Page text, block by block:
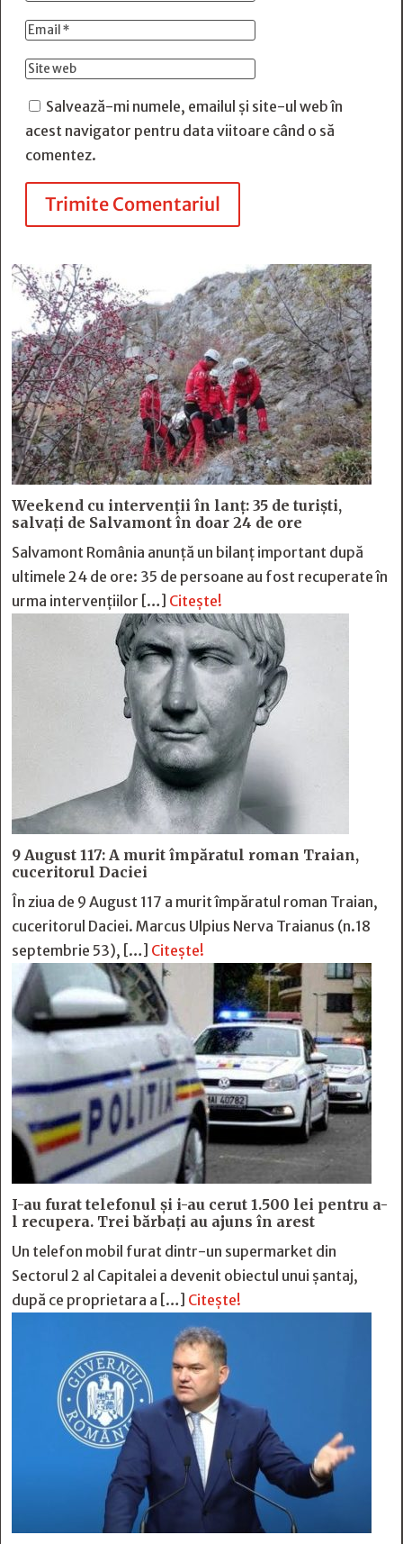
Salvează-mi numele, emailul și site-ul web în
acest navigator pentru data viitoare când o să
comentez.
Trimite Comentariul
Weekend cu intervenții în lanț: 35 de turiști,
salvați de Salvamont în doar 24 de ore
Salvamont România anunță un bilanț important după
ultimele 24 de ore: 35 de persoane au fost recuperate în
urma intervențiilor […] Citește!
9 August 117: A murit împăratul roman Traian,
cuceritorul Daciei
În ziua de 9 August 117 a murit împăratul roman Traian,
cuceritorul Daciei. Marcus Ulpius Nerva Traianus (n.18
septembrie 53), […] Citește!
I-au furat telefonul și i-au cerut 1.500 lei pentru a-
l recupera. Trei bărbați au ajuns în arest
Un telefon mobil furat dintr-un supermarket din
Sectorul 2 al Capitalei a devenit obiectul unui șantaj,
după ce proprietara a […] Citește!